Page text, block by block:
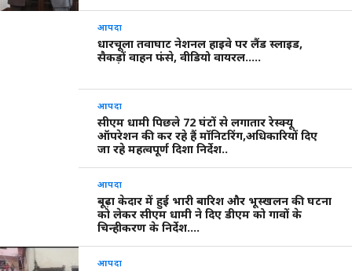
आपदा
धारचूला तवाघाट नेशनल हाइवे पर लैंड स्लाइड,
सैकड़ों वाहन फंसे, वीडियो वायरल…..
आपदा
सीएम धामी पिछले 72 घंटों से लगातार रेस्क्यू
ऑपरेशन की कर रहे हैं मॉनिटरिंग,अधिकारियों दिए
जा रहे महत्वपूर्ण दिशा निर्देश..
आपदा
बूढ़ा केदार में हुई भारी बारिश और भूस्खलन की घटना
को लेकर सीएम धामी ने दिए डीएम को गावों के
चिन्हीकरण के निर्देश….
आपदा